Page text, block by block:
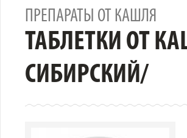
ПРЕПАРАТЫ ОТ КАШЛЯ
ТАБЛЕТКИ ОТ
СИБИРСКИЙ/